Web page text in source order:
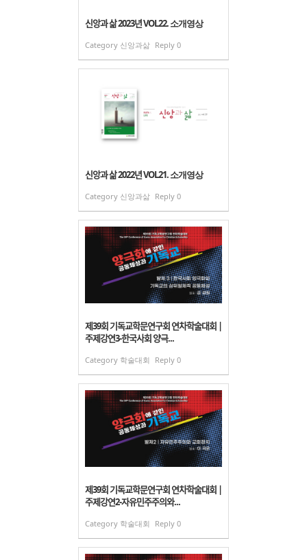
신앙과 삶 2023년 VOL22. 소개영상
Category 신앙과삶 Reply 0
신앙과 삶 2022년 VOL21. 소개영상
Category 신앙과삶 Reply 0
제39회 기독교학문연구회 연차학술대회 |
주제강연3-한국사회 양극...
Category 학술대회 Reply 0
제39회 기독교학문연구회 연차학술대회 |
주제강연2-자유민주주의와...
Category 학술대회 Reply 0